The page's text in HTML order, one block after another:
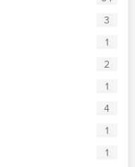
3
1
2
1
4
1
1